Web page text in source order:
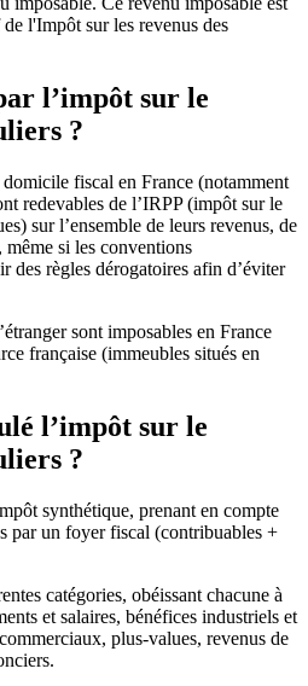
l'Impôt sur les revenus des
l’impôt sur le
?
fiscal en France (notamment
redevables de l’IRPP (impôt sur le
sur l’ensemble de leurs revenus, de
même si les conventions
des règles dérogatoires afin d’éviter
sont imposables en France
française (immeubles situés en
l’impôt sur le
?
synthétique, prenant en compte
par un foyer fiscal (contribuables +
catégories, obéissant chacune à
et salaires, bénéfices industriels et
plus-values, revenus de